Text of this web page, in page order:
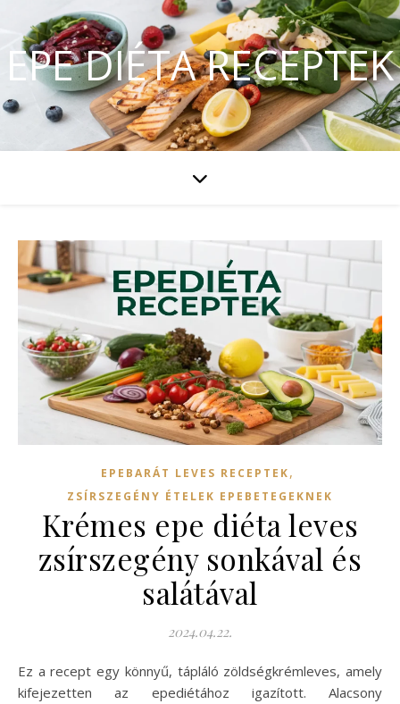
EPE DIÉTA RECEPTEK
EPEBARÁT LEVES RECEPTEK,
ZSÍRSZEGÉNY ÉTELEK EPEBETEGEKNEK
Krémes epe diéta leves
zsírszegény sonkával és
salátával
2024.04.22.
Ez a recept egy könnyű, tápláló zöldségkrémleves, amely
kifejezetten az epediétához igazított. Alacsony